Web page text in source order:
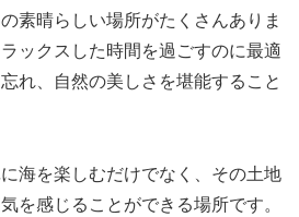
素晴らしい場所がたくさんありま
ックスした時間を過ごすのに最適
れ、自然の美しさを堪能すること
海を楽しむだけでなく、その土地
を感じることができる場所です。